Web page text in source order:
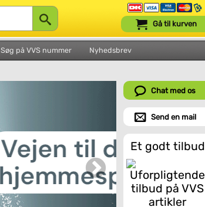
Søg på VVS nummer Nyhedsbrev
Gå til kurven
Chat med os
Send en mail
Et godt tilbud